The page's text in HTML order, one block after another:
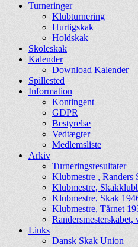
Turneringer
Klubturnering
Hurtigskak
Holdskak
Skoleskak
Kalender
Download Kalender
Spillested
Information
Kontingent
GDPR
Bestyrelse
Vedtægter
Medlemsliste
Arkiv
Turneringsresultater
Klubmestre , Randers
Klubmestre,
Klubmestre, Skak
Klubmestre, Tårnet
Randersmesterskabet,
Links
Dansk Skak Union